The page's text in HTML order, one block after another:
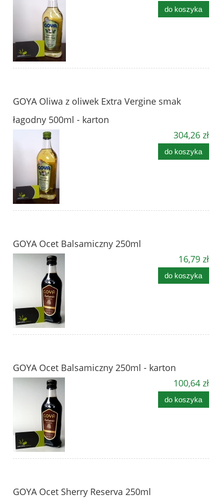
do koszyka
GOYA Oliwa z oliwek Extra Vergine smak
łagodny 500ml - karton
304,26 zł
do koszyka
GOYA Ocet Balsamiczny 250ml
16,79 zł
do koszyka
GOYA Ocet Balsamiczny 250ml - karton
100,64 zł
do koszyka
GOYA Ocet Sherry Reserva 250ml